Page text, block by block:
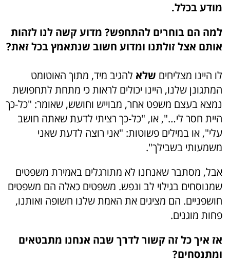
מודע בכלל.
למה הם בוחרים להתחפש? מדוע קשה לנו לזהות
אותם אצל זולתנו ומדוע חשוב שנתאמץ בכל זאת?
לו היינו מצליחים שלא להגיב מיד, מתוך האוטומט
המתגונן שלנו, היינו יכולים לראות כי מתחת לתחפושת
נמצא בעצם משפט אחר, מבוייש וחושש, שאומר: "כל-כך
היית חסר לי…", או, "כל-כך רציתי לדעת שאתה חושב
עלי", או במילים פשוטות: "אני רוצה לדעת שאני
משמעותי בשבילך".
אבל, מסתבר שאנחנו לא מתורגלים באמירת משפטים
שמנוסחים בגילוי לב ונפש. משפטים כאלה הם משפטים
חושפניים. הם מציגים את האמת שלנו חשופה ואותנו,
פחות מוגנים.
אז איך כל זה קשור לדרך שבה אנחנו מתבטאים
ומתנסחים?